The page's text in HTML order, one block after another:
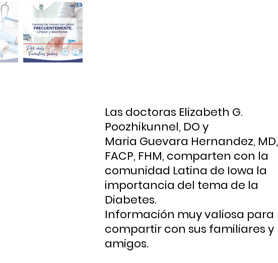
Las doctoras Elizabeth G.
Poozhikunnel, DO y
Maria Guevara Hernandez, MD,
FACP, FHM, comparten con la
comunidad Latina de Iowa la
importancia del tema de la
Diabetes.
Información muy valiosa para
compartir con sus familiares y
amigos.